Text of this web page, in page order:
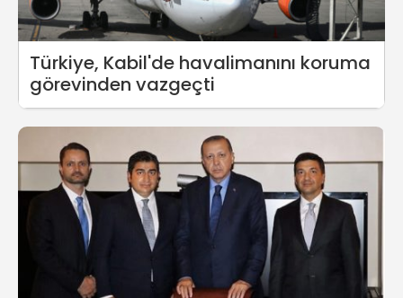
Türkiye, Kabil'de havalimanını koruma
görevinden vazgeçti